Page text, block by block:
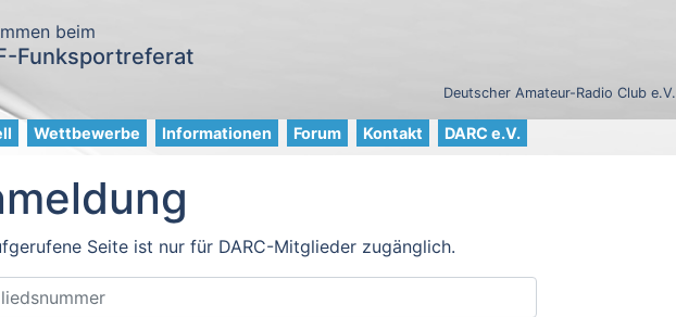
beim
Funksportreferat
Deutscher Amateur-Radio Club e.V.
Wettbewerbe Informationen Forum Kontakt DARC e.V.
Seite ist nur für DARC-Mitglieder zugänglich.